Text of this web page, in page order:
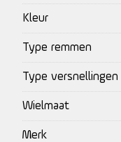
Kleur
Type remmen
Type versnellingen
Wielmaat
Merk